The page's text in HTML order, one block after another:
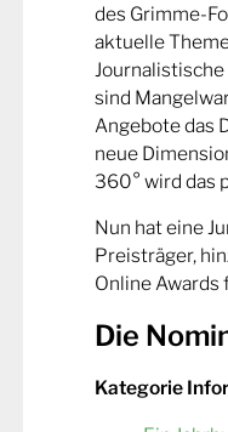
des Grimme-
aktuelle
sind
Angebote das
neue
360° wird das
Nun hat eine
Preisträger,
Online Awards
Die
Kategorie